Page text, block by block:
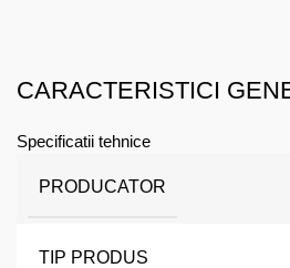
CARACTERISTICI
Specificatii tehnice
PRODUCATOR
TIP PRODUS